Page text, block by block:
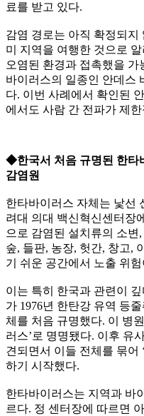
료를 받고 있다.
감염 경로는 아직 확정되지
미 지역을 여행한 것으로
오염된 환경과 접촉했을
바이러스의 일종인 안데스
다. 이번 사례에서 확인된
에서도 사람 간 전파가 제
◆한국서 처음 규명된 한타
감염원
한타바이러스 자체는 낯선
려대 의대 백신혁신센터장
으로 감염된 설치류의 소변
숲, 들판, 농장, 헛간, 창고,
기 쉬운 공간에서 노출 위
이는 특히 한국과 관련이
가 1976년 한탄강 유역 등
체를 처음 규명했다. 이 병
러스’로 명명됐다. 이후 유
견되면서 이들 전체를 묶어
하기 시작했다.
한타바이러스는 지역과 바
르다. 정 센터장에 따르면